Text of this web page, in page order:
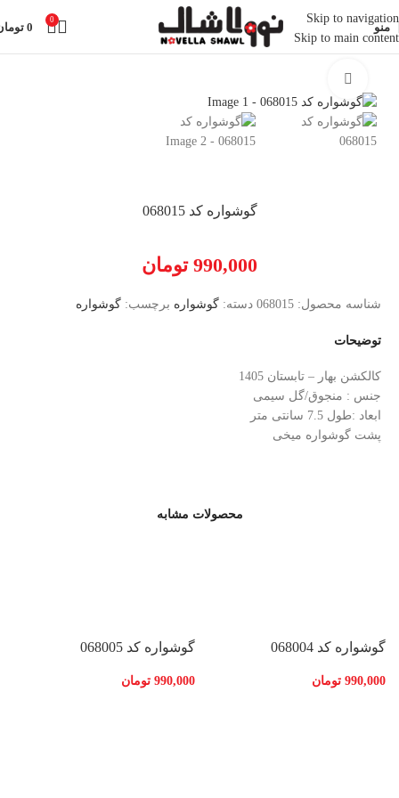
Skip to navigation
Skip to main content
منو
0
0
خانه اکسسوری گوشواره
گوشواره کد 068015
990,000 تومان
شناسه محصول: 068015 دسته: گوشواره برچسب: گوشواره
توضیحات
کالکشن بهار – تابستان 1405
جنس : منجوق/گل سیمی
ابعاد :طول 7.5 سانتی متر
پشت گوشواره میخی
محصولات مشابه
گوشواره کد 068004
990,000 تومان
گوشواره کد 068005
990,000 تومان